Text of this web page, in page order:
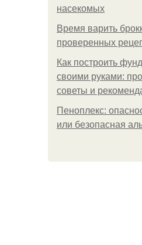
насекомых
Время варить
проверенных
Как построить
своими руками:
советы и
Пеноплекс:
или безопасная